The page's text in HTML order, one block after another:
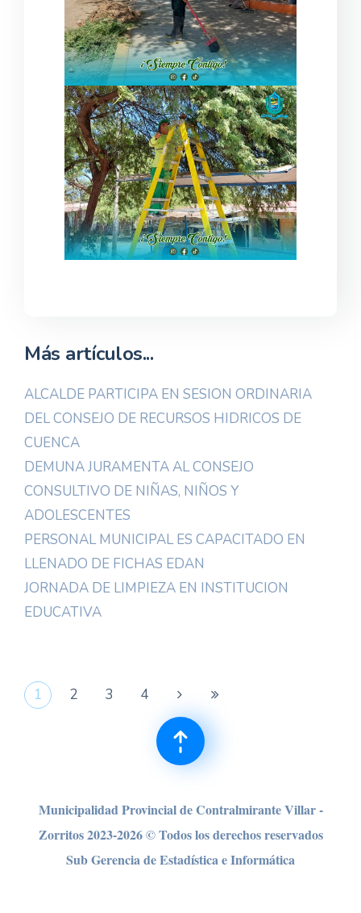
Más artículos...
ALCALDE PARTICIPA EN SESION ORDINARIA
DEL CONSEJO DE RECURSOS HIDRICOS DE
CUENCA
DEMUNA JURAMENTA AL CONSEJO
CONSULTIVO DE NIÑAS, NIÑOS Y
ADOLESCENTES
PERSONAL MUNICIPAL ES CAPACITADO EN
LLENADO DE FICHAS EDAN
JORNADA DE LIMPIEZA EN INSTITUCION
EDUCATIVA
1 2 3 4
Municipalidad Provincial de Contralmirante Villar -
Zorritos 2023-2026 © Todos los derechos reservados
Sub Gerencia de Estadística e Informática